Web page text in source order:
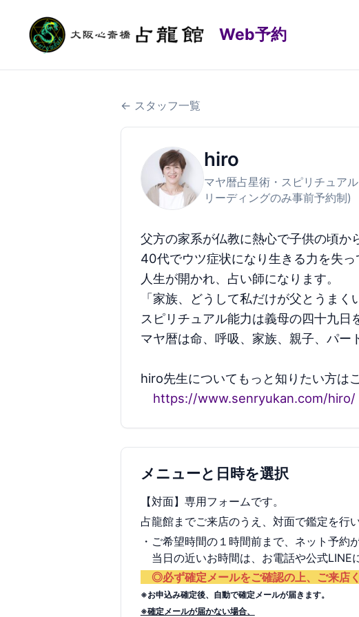
Web予約
← スタッフ一覧
hiro
マヤ暦占星術・スピリチュア
リーディングのみ事前予約制)
父方の家系が仏教に熱心で子供の頃
40代でウツ症状になり生きる力を失っ
人生が開かれ、占い師になります。
「家族、どうして私だけが父とうま
スピリチュアル能力は義母の四十九
マヤ暦は命、呼吸、家族、親子、パー
hiro先生についてもっと知りたい方は
https://www.senryukan.com/hiro/
メニューと日時を選択
【対面】専用フォームです。
占龍館までご来店のうえ、対面で鑑定を行い
・ご希望時間の１時間前まで、ネット予約
当日の近いお時間は、お電話や公式LINE
◎必ず確定メールをご確認の上、ご来店く
※お申込み確定後、自動で確定メールが届きます。
※確定メールが届かない場合、